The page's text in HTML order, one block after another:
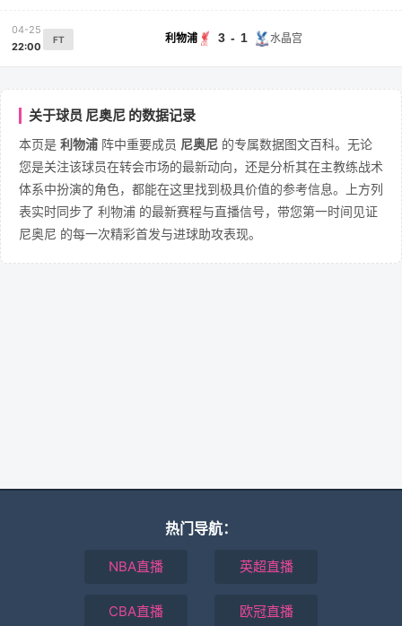
04-25
22:00
FT 利物浦 3 - 1 水晶宫
关于球员 尼奥尼 的数据记录
本页是 利物浦 阵中重要成员 尼奥尼 的专属数据图文百科。无论
您是关注该球员在转会市场的最新动向，还是分析其在主教练战术
体系中扮演的角色，都能在这里找到极具价值的参考信息。上方列
表实时同步了 利物浦 的最新赛程与直播信号，带您第一时间见证
尼奥尼 的每一次精彩首发与进球助攻表现。
热门导航：
NBA直播 英超直播
CBA直播 欧冠直播